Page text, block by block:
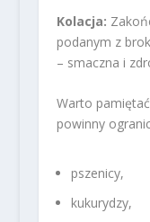
Kolacja:
podanym z
– smaczna i
Warto
powinny
pszenicy,
kukurydzy,